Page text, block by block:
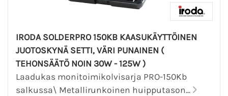
IRODA SOLDERPRO 150KB KAASUKÄYTTÖINEN
JUOTOSKYNÄ SETTI, VÄRI PUNAINEN (
TEHONSÄÄTÖ NOIN 30W - 125W )
Laadukas monitoimikolvisarja PRO-150Kb
salkussa\ Metallirunkoinen huipputason...